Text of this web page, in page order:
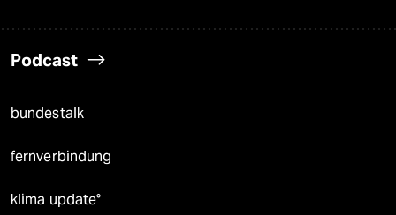
Podcast
bundestalk
fernverbindung
klima update°